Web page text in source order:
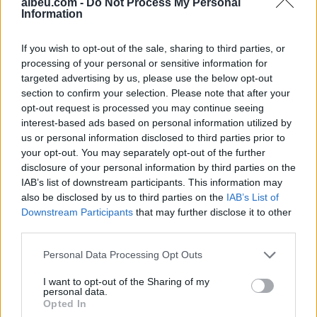
Information
If you wish to opt-out of the sale, sharing to third parties, or
processing of your personal or sensitive information for
targeted advertising by us, please use the below opt-out
section to confirm your selection. Please note that after your
opt-out request is processed you may continue seeing
interest-based ads based on personal information utilized by
us or personal information disclosed to third parties prior to
your opt-out. You may separately opt-out of the further
disclosure of your personal information by third parties on the
IAB’s list of downstream participants. This information may
also be disclosed by us to third parties on the IAB’s List of
Downstream Participants that may further disclose it to other
Personal Data Processing Opt Outs
I want to opt-out of the Sharing of my
personal data.
Opted In
Shtuarmë16.08.2022 21:52
takimi kurti vucic
Kërcënim me bombë në
Milano, gjashtë qendra
tregtare zbrazen pas
mesazhit me email
SHBA ndal përkohësisht
avokadot nga Meksika
pas arrestimit të krerëve